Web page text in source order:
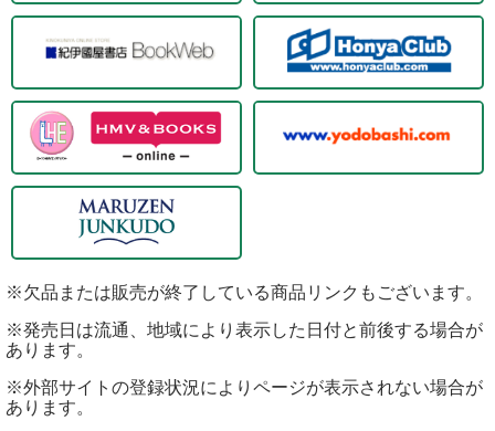
※欠品または販売が終了している商品リンクもございます。
※発売日は流通、地域により表示した日付と前後する場合が
あります。
※外部サイトの登録状況によりページが表示されない場合が
あります。